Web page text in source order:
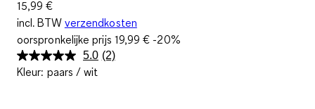
15,99 €
incl. BTW verzendkosten
oorspronkelijke prijs 19,99 € -20%
5.0 Lees
(2)
Kleur: paars / wit